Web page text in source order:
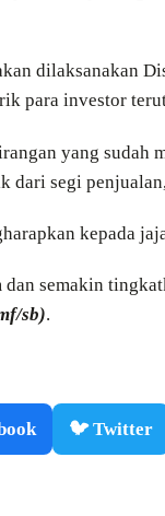
dilaksanakan
para investor
yang sudah
segi
kepada
dan semakin
sb).
🐦 Twitter